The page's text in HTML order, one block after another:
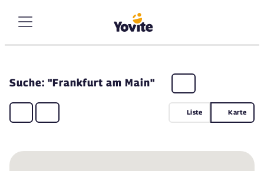
Suche: "Frankfurt am Main"
Liste Karte